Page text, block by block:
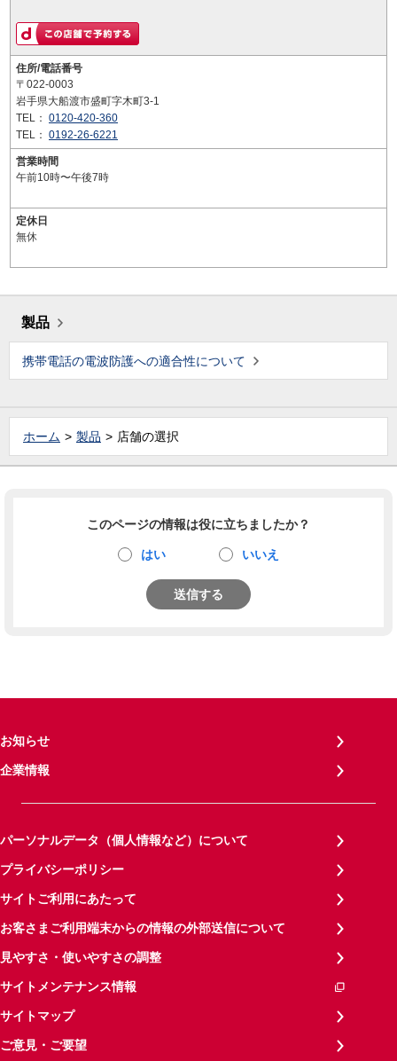
住所/電話番号
〒022-0003
岩手県大船渡市盛町字木町3-1
TEL： 0120-420-360
TEL： 0192-26-6221
営業時間
午前10時〜午後7時
定休日
無休
製品
携帯電話の電波防護への適合性について
ホーム 製品 店舗の選択
このページの情報は役に立ちましたか？
はい いいえ
送信する
お知らせ
企業情報
パーソナルデータ（個人情報など）について
プライバシーポリシー
サイトご利用にあたって
お客さまご利用端末からの情報の外部送信について
見やすさ・使いやすさの調整
サイトメンテナンス情報
サイトマップ
ご意見・ご要望